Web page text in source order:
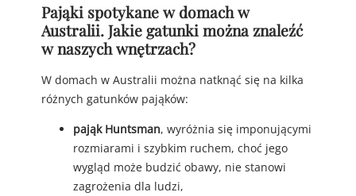
Pająki spotykane w domach w
Australii. Jakie gatunki można znaleźć
w naszych wnętrzach?
W domach w Australii można natknąć się na kilka
różnych gatunków pająków:
pająk Huntsman, wyróżnia się imponującymi
rozmiarami i szybkim ruchem, choć jego
wygląd może budzić obawy, nie stanowi
zagrożenia dla ludzi,